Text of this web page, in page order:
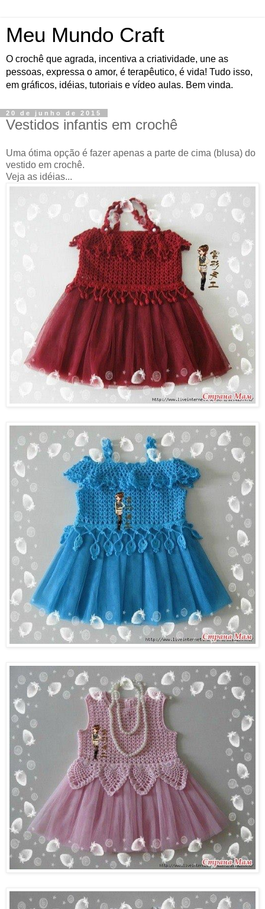
Meu Mundo Craft
O crochê que agrada, incentiva a criatividade, une as
pessoas, expressa o amor, é terapêutico, é vida! Tudo isso,
em gráficos, idéias, tutoriais e vídeo aulas. Bem vinda.
20 de junho de 2015
Vestidos infantis em crochê
Uma ótima opção é fazer apenas a parte de cima (blusa) do
vestido em crochê.
Veja as idéias...